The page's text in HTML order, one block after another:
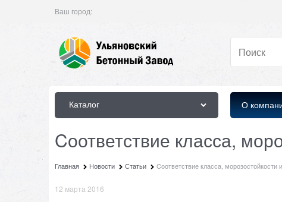
Ваш город:
Каталог О
Cоответствие класса,
Главная Новости Статьи Cоответствие класса,
12 марта 2016